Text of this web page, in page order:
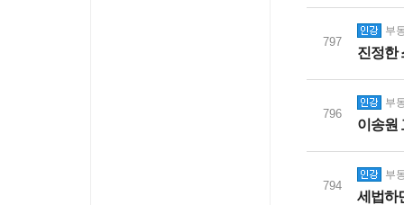
797
부
진정한
796
부
이송원
794
부
세법하